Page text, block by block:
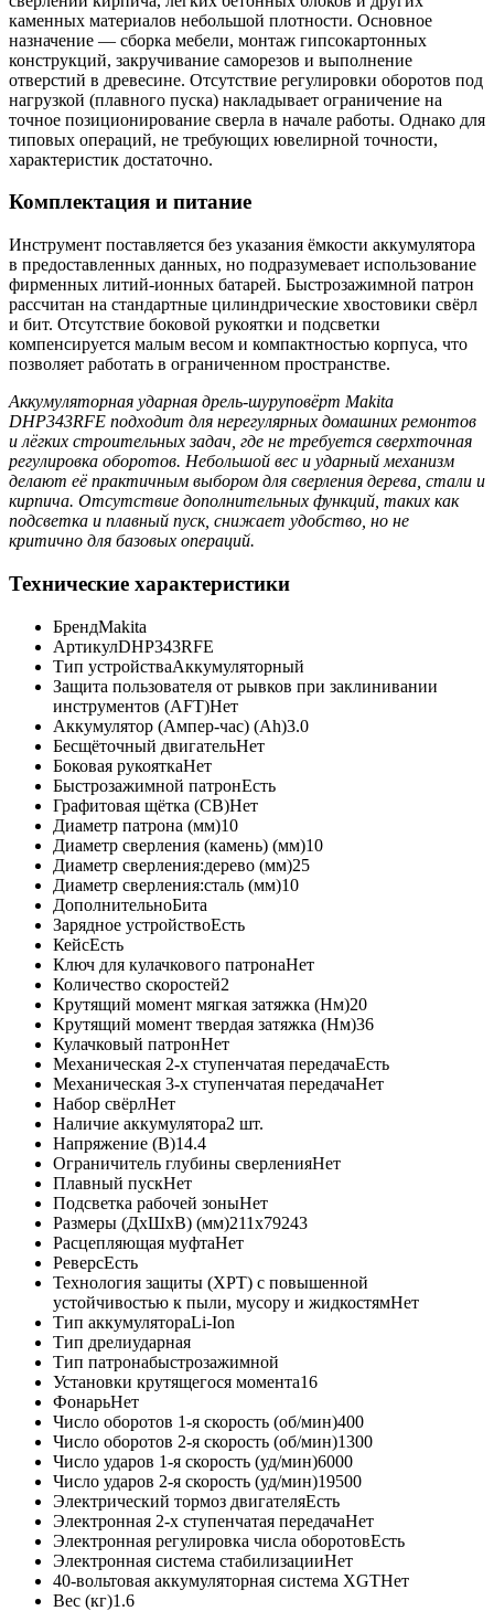
каменных материалов небольшой плотности. Основное
назначение — сборка мебели, монтаж гипсокартонных
конструкций, закручивание саморезов и выполнение
отверстий в древесине. Отсутствие регулировки оборотов под
нагрузкой (плавного пуска) накладывает ограничение на
точное позиционирование сверла в начале работы. Однако для
типовых операций, не требующих ювелирной точности,
характеристик достаточно.
Комплектация и питание
Инструмент поставляется без указания ёмкости аккумулятора
в предоставленных данных, но подразумевает использование
фирменных литий-ионных батарей. Быстрозажимной патрон
рассчитан на стандартные цилиндрические хвостовики свёрл
и бит. Отсутствие боковой рукоятки и подсветки
компенсируется малым весом и компактностью корпуса, что
позволяет работать в ограниченном пространстве.
Аккумуляторная ударная дрель-шуруповёрт Makita
DHP343RFE подходит для нерегулярных домашних ремонтов
и лёгких строительных задач, где не требуется сверхточная
регулировка оборотов. Небольшой вес и ударный механизм
делают её практичным выбором для сверления дерева, стали и
кирпича. Отсутствие дополнительных функций, таких как
подсветка и плавный пуск, снижает удобство, но не
критично для базовых операций.
Технические характеристики
БрендMakita
АртикулDHP343RFE
Тип устройстваАккумуляторный
Защита пользователя от рывков при заклинивании
инструментов (AFT)Нет
Аккумулятор (Ампер-час) (Ah)3.0
Бесщёточный двигательНет
Боковая рукояткаНет
Быстрозажимной патронЕсть
Графитовая щётка (CB)Нет
Диаметр патрона (мм)10
Диаметр сверления (камень) (мм)10
Диаметр сверления:дерево (мм)25
Диаметр сверления:сталь (мм)10
ДополнительноБита
Зарядное устройствоЕсть
КейсЕсть
Ключ для кулачкового патронаНет
Количество скоростей2
Крутящий момент мягкая затяжка (Нм)20
Крутящий момент твердая затяжка (Нм)36
Кулачковый патронНет
Механическая 2-х ступенчатая передачаЕсть
Механическая 3-х ступенчатая передачаНет
Набор свёрлНет
Наличие аккумулятора2 шт.
Напряжение (В)14.4
Ограничитель глубины сверленияНет
Плавный пускНет
Подсветка рабочей зоныНет
Размеры (ДxШxВ) (мм)211x79243
Расцепляющая муфтаНет
РеверсЕсть
Технология защиты (XPT) с повышенной
устойчивостью к пыли, мусору и жидкостямНет
Тип аккумулятораLi-Ion
Тип дрелиударная
Тип патронабыстрозажимной
Установки крутящегося момента16
ФонарьНет
Число оборотов 1-я скорость (об/мин)400
Число оборотов 2-я скорость (об/мин)1300
Число ударов 1-я скорость (уд/мин)6000
Число ударов 2-я скорость (уд/мин)19500
Электрический тормоз двигателяЕсть
Электронная 2-х ступенчатая передачаНет
Электронная регулировка числа оборотовЕсть
Электронная система стабилизацииНет
40-вольтовая аккумуляторная система XGTНет
Вес (кг)1.6